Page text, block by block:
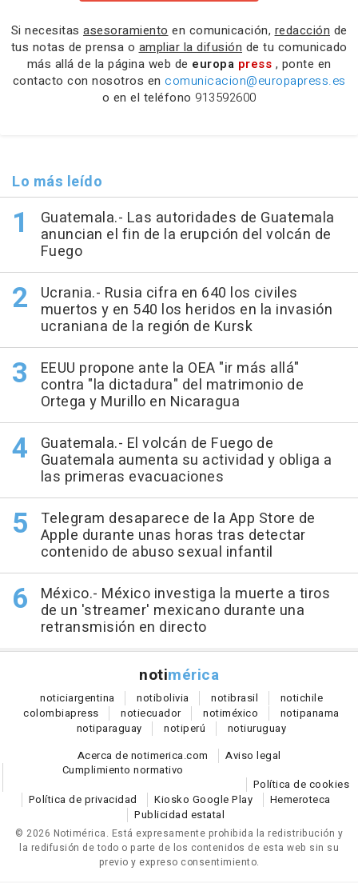
Si necesitas asesoramiento en comunicación, redacción de
tus notas de prensa o ampliar la difusión de tu comunicado
más allá de la página web de europa press , ponte en
contacto con nosotros en comunicacion@europapress.es
o en el teléfono 913592600
Lo más leído
Guatemala.- Las autoridades de Guatemala
anuncian el fin de la erupción del volcán de
Fuego
Ucrania.- Rusia cifra en 640 los civiles
muertos y en 540 los heridos en la invasión
ucraniana de la región de Kursk
EEUU propone ante la OEA "ir más allá"
contra "la dictadura" del matrimonio de
Ortega y Murillo en Nicaragua
Guatemala.- El volcán de Fuego de
Guatemala aumenta su actividad y obliga a
las primeras evacuaciones
Telegram desaparece de la App Store de
Apple durante unas horas tras detectar
contenido de abuso sexual infantil
México.- México investiga la muerte a tiros
de un 'streamer' mexicano durante una
retransmisión en directo
notimérica
noticiargentina notibolivia notibrasil notichile
colombiapress notiecuador notiméxico notipanama
notiparaguay notiperú notiuruguay
Acerca de notimerica.com
Aviso legal
Cumplimiento normativo
Política de cookies
Política de privacidad
Kiosko Google Play
Hemeroteca
Publicidad estatal
© 2026 Notimérica. Está expresamente prohibida la redistribución y
la redifusión de todo o parte de los contenidos de esta web sin su
previo y expreso consentimiento.